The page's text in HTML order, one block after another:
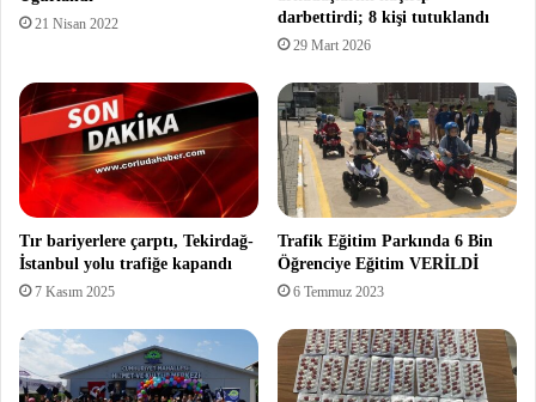
21 Nisan 2022
darbettirdi; 8 kişi tutuklandı
29 Mart 2026
Tır bariyerlere çarptı, Tekirdağ-
İstanbul yolu trafiğe kapandı
7 Kasım 2025
Trafik Eğitim Parkında 6 Bin
Öğrenciye Eğitim VERİLDİ
6 Temmuz 2023